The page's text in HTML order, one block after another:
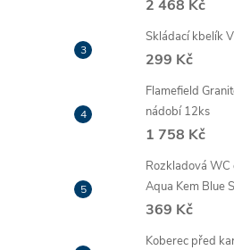
2 468 Kč
Skládací kbelík
299 Kč
Flamefield
nádobí 12ks
1 758 Kč
Rozkladová WC
Aqua Kem Blue
369 Kč
Koberec před